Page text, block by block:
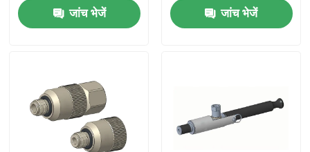
हमारे बारे में
जांच भेजें जांच भेजें